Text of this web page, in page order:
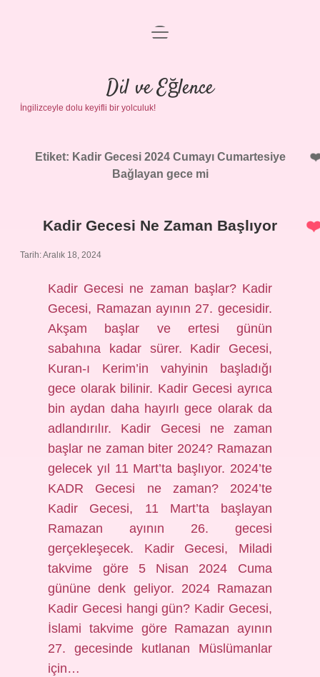
Anasayfa
Gizlilik Politikası
Yasal Uyarı
menüyü
Dil ve Eğlence
İngilizceyle dolu keyifli bir yolculuk!
Etiket: Kadir Gecesi 2024 Cumayı Cumartesiye
Bağlayan gece mi
Kadir Gecesi Ne Zaman Başlıyor
Tarih: Aralık 18, 2024
Kadir Gecesi ne zaman başlar? Kadir
Gecesi, Ramazan ayının 27. gecesidir.
Akşam başlar ve ertesi günün
sabahına kadar sürer. Kadir Gecesi,
Kuran-ı Kerim’in vahyinin başladığı
gece olarak bilinir. Kadir Gecesi ayrıca
bin aydan daha hayırlı gece olarak da
adlandırılır. Kadir Gecesi ne zaman
başlar ne zaman biter 2024? Ramazan
gelecek yıl 11 Mart’ta başlıyor. 2024’te
KADR Gecesi ne zaman? 2024’te
Kadir Gecesi, 11 Mart’ta başlayan
Ramazan ayının 26. gecesi
gerçekleşecek. Kadir Gecesi, Miladi
takvime göre 5 Nisan 2024 Cuma
gününe denk geliyor. 2024 Ramazan
Kadir Gecesi hangi gün? Kadir Gecesi,
İslami takvime göre Ramazan ayının
27. gecesinde kutlanan Müslümanlar
için…